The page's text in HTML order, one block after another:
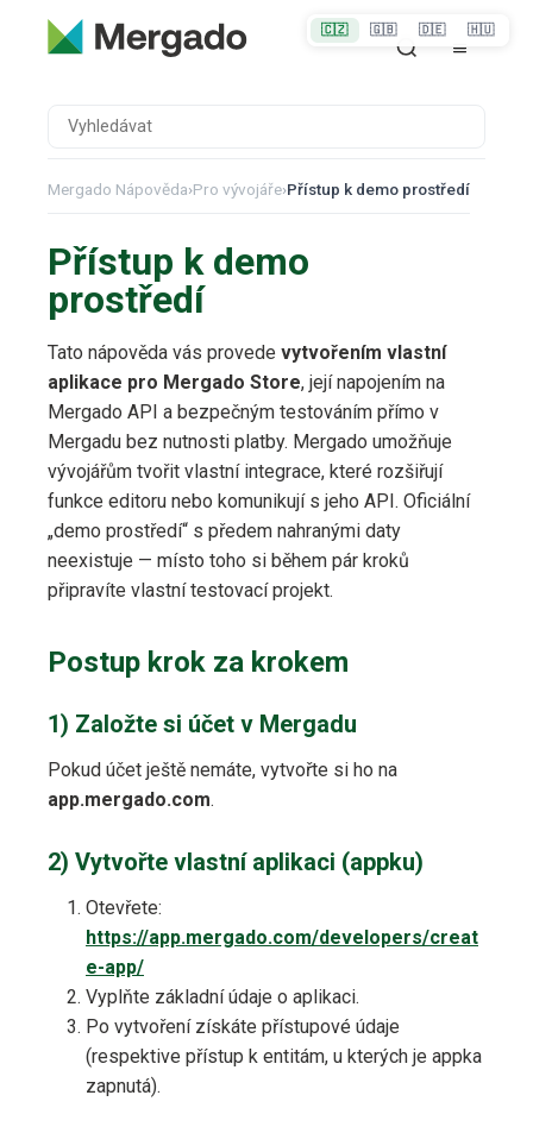
Mergado Nápověda›Pro vývojáře›Přístup k demo prostředí
Přístup k demo
prostředí
Tato nápověda vás provede vytvořením vlastní
aplikace pro Mergado Store, její napojením na
Mergado API a bezpečným testováním přímo v
Mergadu bez nutnosti platby. Mergado umožňuje
vývojářům tvořit vlastní integrace, které rozšiřují
funkce editoru nebo komunikují s jeho API. Oficiální
„demo prostředí“ s předem nahranými daty
neexistuje — místo toho si během pár kroků
připravíte vlastní testovací projekt.
Postup krok za krokem
1) Založte si účet v Mergadu
Pokud účet ještě nemáte, vytvořte si ho na
app.mergado.com.
2) Vytvořte vlastní aplikaci (appku)
Otevřete:
https://app.mergado.com/developers/creat
e-app/
Vyplňte základní údaje o aplikaci.
Po vytvoření získáte přístupové údaje
(respektive přístup k entitám, u kterých je appka
zapnutá).
🇨🇿 🇬🇧 🇩🇪 🇭🇺